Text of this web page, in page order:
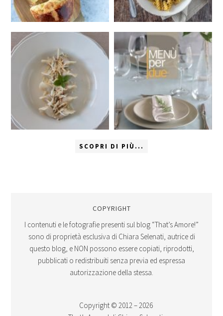
SCOPRI DI PIÙ...
COPYRIGHT
I contenuti e le fotografie presenti sul blog “That’s Amore!”
sono di proprietà esclusiva di Chiara Selenati, autrice di
questo blog, e NON possono essere copiati, riprodotti,
pubblicati o redistribuiti senza previa ed espressa
autorizzazione della stessa.
Copyright © 2012 – 2026